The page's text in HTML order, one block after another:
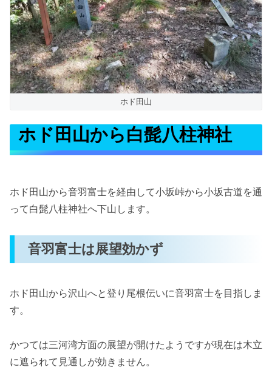
ホド田山
ホド田山から白髭八柱神社
ホド田山から音羽富士を経由して小坂峠から小坂古道を通
って白髭八柱神社へ下山します。
音羽富士は展望効かず
ホド田山から沢山へと登り尾根伝いに音羽富士を目指しま
す。
かつては三河湾方面の展望が開けたようですが現在は木立
に遮られて見通しが効きません。